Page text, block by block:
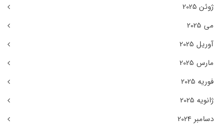
ژوئن 2025
می 2025
آوریل 2025
مارس 2025
فوریه 2025
ژانویه 2025
دسامبر 2024